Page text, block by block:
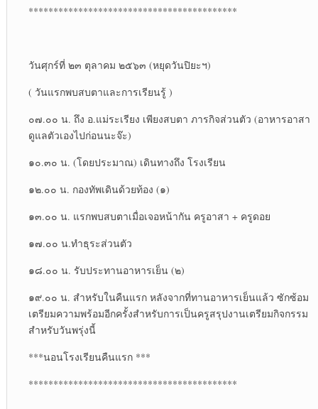
******************************************
วันศุกร์ที่ ๒๓ ตุลาคม ๒๕๖๓ (หยุดวันปิยะฯ)
( วันแรกพบสบตาและการเรียนรู้ )
๐๗.๐๐ น. ถึง อ.แม่ระเรียง เพียงสบตา ภารกิจส่วนตัว (อาหารอาสา
ดูแลตัวเองไปก่อนนะจ๊ะ)
๑๐.๓๐ น. (โดยประมาณ) เดินทางถึง โรงเรียน
๑๒.๐๐ น. กองทัพเดินด้วยท้อง (๑)
๑๓.๐๐ น. แรกพบสบตาเมื่อเจอหน้ากัน ครูอาสา + ครูดอย
๑๗.๐๐ น.ทำธุระส่วนตัว
๑๘.๐๐ น. รับประทานอาหารเย็น (๒)
๑๙.๐๐ น. สำหรับในคืนแรก หลังจากที่ทานอาหารเย็นแล้ว ซักซ้อม
เตรียมความพร้อมอีกครั้งสำหรับการเป็นครูสรุปงานเตรียมกิจกรรม
สำหรับวันพรุ่งนี้
***นอนโรงเรียนคืนแรก ***
******************************************